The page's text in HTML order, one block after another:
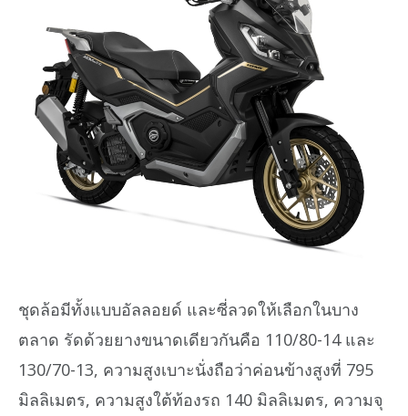
ชุดล้อมีทั้งแบบอัลลอยด์ และซี่ลวดให้เลือกในบาง
ตลาด รัดด้วยยางขนาดเดียวกันคือ 110/80-14 และ
130/70-13, ความสูงเบาะนั่งถือว่าค่อนข้างสูงที่ 795
มิลลิเมตร, ความสูงใต้ท้องรถ 140 มิลลิเมตร, ความจุ